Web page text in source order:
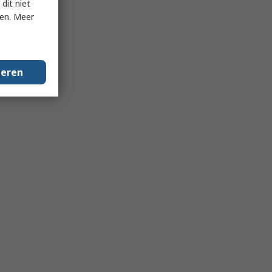
dit niet
Meer